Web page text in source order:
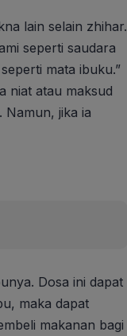
lain selain zhihar.
seperti saudara
mata ibuku.”
niat atau maksud
Namun, jika ia
Dosa ini dapat
maka dapat
makanan bagi